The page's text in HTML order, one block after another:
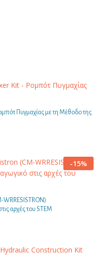
Πυγμαχίας με τη Μέθοδο της
-15%
αρχές του STEM